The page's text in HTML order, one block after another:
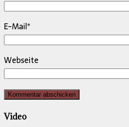
E-Mail*
Webseite
Video